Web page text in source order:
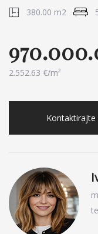
380.00 m2
2.552.63 €/m²
Kontaktirajte